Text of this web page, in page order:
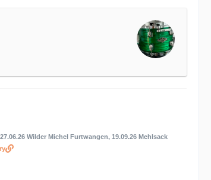
Wilder Michel Furtwangen, 19.09.26 Mehlsack